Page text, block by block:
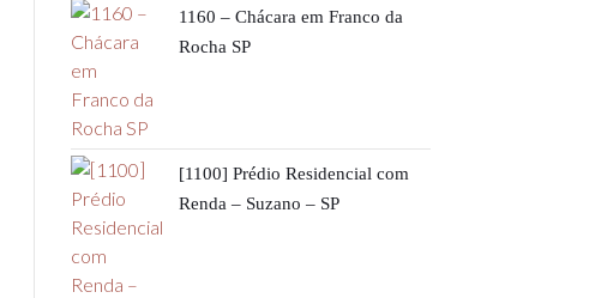
1160 – Chácara em Franco da
Rocha SP
[1100] Prédio Residencial com
Renda – Suzano – SP